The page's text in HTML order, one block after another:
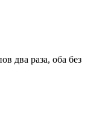
два раза, оба без